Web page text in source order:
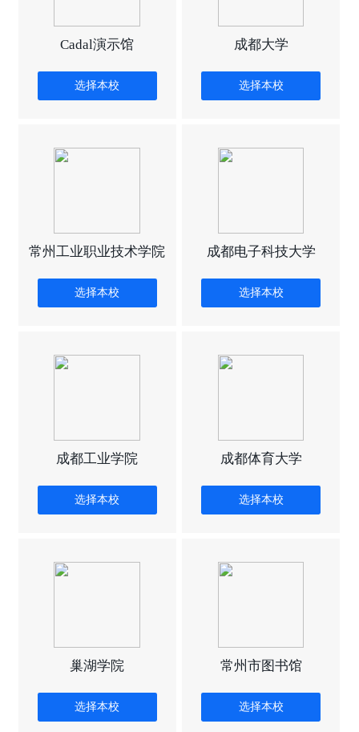
Cadal演示馆
选择本校
成都大学
选择本校
常州工业职业技术学院
选择本校
成都电子科技大学
选择本校
成都工业学院
选择本校
成都体育大学
选择本校
巢湖学院
选择本校
常州市图书馆
选择本校